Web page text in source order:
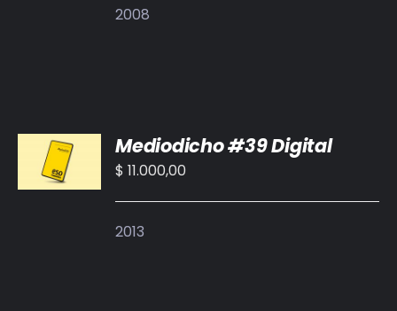
2008
AL
CARRITO
/
Mediodicho #39 Digital
$ 11.000,00
2013